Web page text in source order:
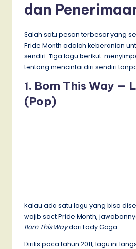
dan
Salah satu pesan terbesar yang
Pride Month adalah keberanian
sendiri. Tiga lagu berikut
tentang mencintai diri sendiri
1. Born This Way —
(Pop)
Kalau ada satu lagu yang bisa
wajib saat Pride Month,
Born This Waydari Lady Gaga.
Dirilis pada tahun 2011, lagu ini